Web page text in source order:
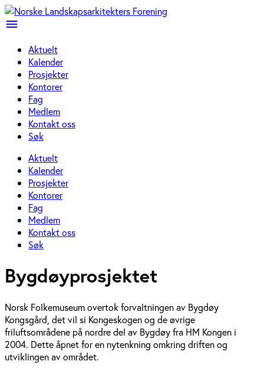
menu
Aktuelt
Kalender
Prosjekter
Kontorer
Fag
Medlem
Kontakt oss
Søk
Aktuelt
Kalender
Prosjekter
Kontorer
Fag
Medlem
Kontakt oss
Søk
Bygdøyprosjektet
Norsk Folkemuseum overtok forvaltningen av Bygdøy
Kongsgård, det vil si Kongeskogen og de øvrige
friluftsområdene på nordre del av Bygdøy fra HM Kongen i
2004. Dette åpnet for en nytenkning omkring driften og
utviklingen av området.